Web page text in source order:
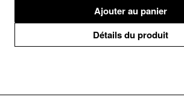
Ajouter au panier
Détails du produit